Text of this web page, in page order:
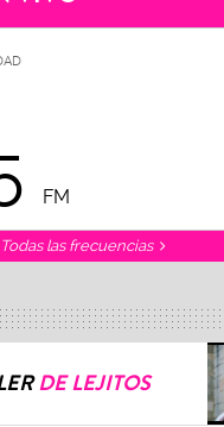
Todas las frecuencias
DE LEJITOS